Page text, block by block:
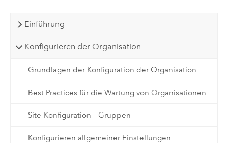
Einführung
Konfigurieren der Organisation
Grundlagen der Konfiguration der Organisation
Best Practices für die Wartung von Organisationen
Site-Konfiguration – Gruppen
Konfigurieren allgemeiner Einstellungen